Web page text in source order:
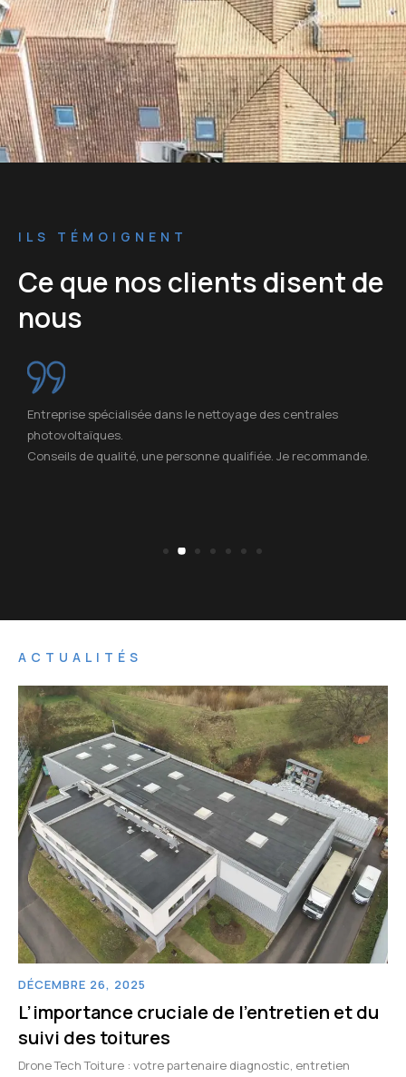
ILS TÉMOIGNENT
Ce que nos clients disent de
nous
Entreprise spécialisée dans le nettoyage des centrales
photovoltaïques.
Conseils de qualité, une personne qualifiée. Je recommande.
ACTUALITÉS
DÉCEMBRE 26, 2025
L’importance cruciale de l’entretien et du
suivi des toitures
Drone Tech Toiture : votre partenaire diagnostic, entretien